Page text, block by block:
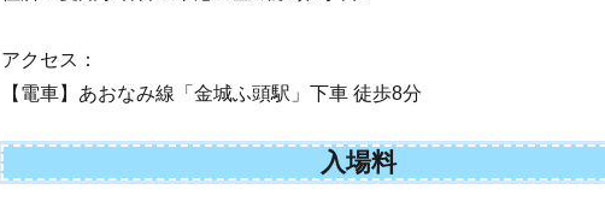
アクセス：
【電車】あおなみ線「金城ふ頭駅」下車 徒歩8分
入場料